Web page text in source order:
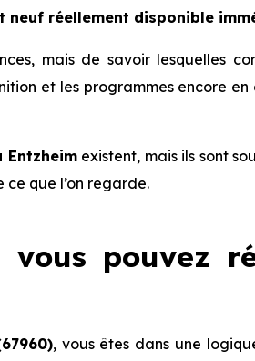
neuf réellement disponible
mais de savoir lesquelles
et les programmes encore
existent, mais ils sont
ce que l’on regarde.
pouvez
, vous êtes dans une